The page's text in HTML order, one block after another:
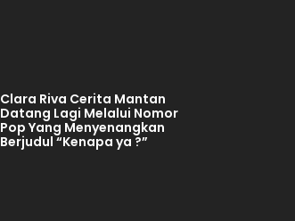
Clara Riva Cerita Mantan
Datang Lagi Melalui Nomor
Pop Yang Menyenangkan
Berjudul “Kenapa ya ?”